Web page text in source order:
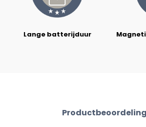
Lange batterijduur